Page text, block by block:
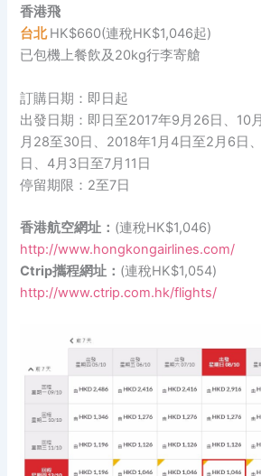
香港飛
台北HK$660(連稅HK$1,046起)
已包機上餐飲及20kg行李寄艙
訂購日期：即日起
出發日期：即日至2017年9月26日、10
月28至30日、2018年1月4日至2月6日
日、4月3日至7月11日
停留期限：2至7日
香港航空網址： (連稅HK$1,046)
http://www.hongkongairlines.com/
Ctrip攜程網址： (連稅HK$1,054)
http://www.ctrip.com.hk/flights/